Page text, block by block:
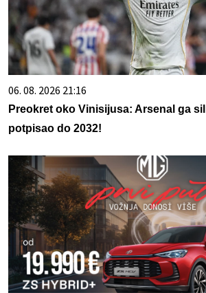
06. 08. 2026 21:16
Preokret oko Vinisijusa: Arsenal ga
potpisao do 2032!